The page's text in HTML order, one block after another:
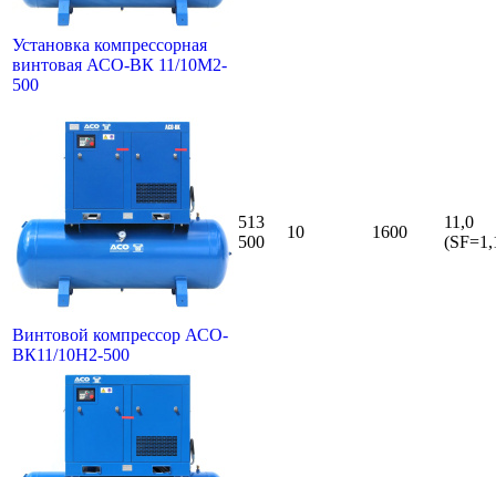
Установка компрессорная
винтовая АСО-ВК 11/10М2-
500
Винтовой компрессор АСО-
ВК11/10Н2-500
513
500
10 1600
11,0